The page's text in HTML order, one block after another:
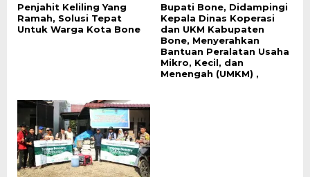
Penjahit Keliling Yang
Ramah, Solusi Tepat
Untuk Warga Kota Bone
Bupati Bone, Didampingi
Kepala Dinas Koperasi
dan UKM Kabupaten
Bone, Menyerahkan
Bantuan Peralatan Usaha
Mikro, Kecil, dan
Menengah (UMKM) ,